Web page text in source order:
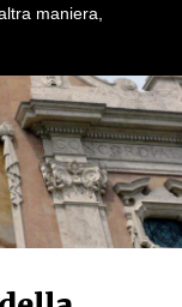
maniera,